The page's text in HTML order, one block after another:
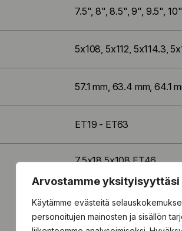
Arvostamme yksityisyyttäsi
Käytämme evästeitä
personoitujen mainosten ja sisällön
7.5", 8", 8.5", 9", 9.5", 10"
5x108, 5x112, 5x114.3,
57.1 mm, 63.4 mm, 64.1
ET19 - ET63
7.5x18 5x108 ET46
7.5x18 5x108 ET50
7.5x18 5x112 ET23
7.5x18 5x112 ET25
7.5x18 5x112 ET46
Näytä kaikki koot